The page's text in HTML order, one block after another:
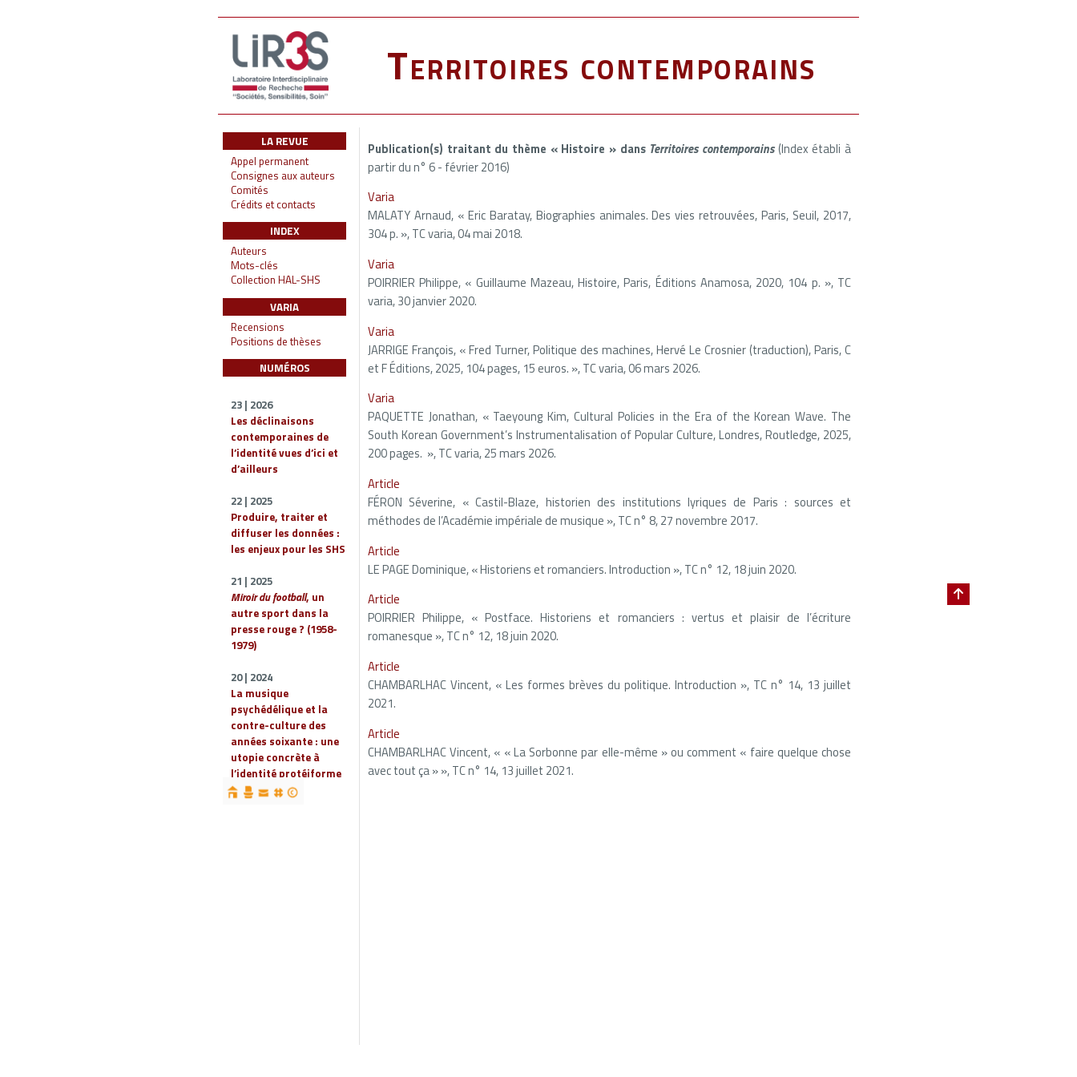
Territoires contemporains
LA REVUE
Appel permanent
Consignes aux auteurs
Comités
Crédits et contacts
INDEX
Auteurs
Mots-clés
Collection HAL-SHS
VARIA
Recensions
Positions de thèses
NUMÉROS
23 | 2026
Les déclinaisons
contemporaines de
l’identité vues d’ici et
d’ailleurs
22 | 2025
Produire, traiter et
diffuser les données :
les enjeux pour les SHS
21 | 2025
Miroir du football, un
autre sport dans la
presse rouge ? (1958-
1979)
20 | 2024
La musique
psychédélique et la
contre-culture des
années soixante : une
utopie concrète à
l’identité protéiforme
devenue « réalité
Publication(s) traitant du thème « Histoire » dans Territoires contemporains (Index établi à
partir du n° 6 - février 2016)
Varia
MALATY Arnaud, « Eric Baratay, Biographies animales. Des vies retrouvées, Paris, Seuil, 2017,
304 p. », TC varia, 04 mai 2018.
Varia
POIRRIER Philippe, « Guillaume Mazeau, Histoire, Paris, Éditions Anamosa, 2020, 104 p. », TC
varia, 30 janvier 2020.
Varia
JARRIGE François, « Fred Turner, Politique des machines, Hervé Le Crosnier (traduction), Paris, C
et F Éditions, 2025, 104 pages, 15 euros. », TC varia, 06 mars 2026.
Varia
PAQUETTE Jonathan, « Taeyoung Kim, Cultural Policies in the Era of the Korean Wave. The
South Korean Government’s Instrumentalisation of Popular Culture, Londres, Routledge, 2025,
200 pages. », TC varia, 25 mars 2026.
Article
FÉRON Séverine, « Castil-Blaze, historien des institutions lyriques de Paris : sources et
méthodes de l’Académie impériale de musique », TC n° 8, 27 novembre 2017.
Article
LE PAGE Dominique, « Historiens et romanciers. Introduction », TC n° 12, 18 juin 2020.
Article
POIRRIER Philippe, « Postface. Historiens et romanciers : vertus et plaisir de l’écriture
romanesque », TC n° 12, 18 juin 2020.
Article
CHAMBARLHAC Vincent, « Les formes brèves du politique. Introduction », TC n° 14, 13 juillet
2021.
Article
CHAMBARLHAC Vincent, « « La Sorbonne par elle-même » ou comment « faire quelque chose
avec tout ça » », TC n° 14, 13 juillet 2021.